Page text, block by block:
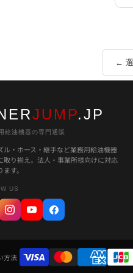
←
JUMP.JP
給油機器の専門通販
ル・ホース・継手など業務用給油機器
取り揃え。法人・事業所様向けに対応
す。
US
方法